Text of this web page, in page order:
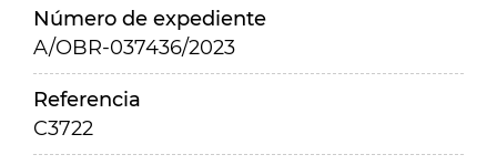
Número de expediente
A/OBR-037436/2023
Referencia
C3722